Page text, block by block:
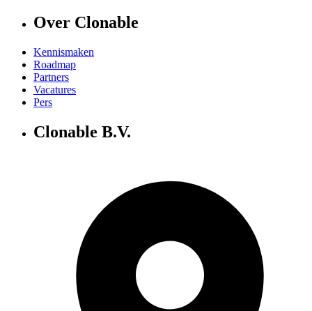
Over Clonable
Kennismaken
Roadmap
Partners
Vacatures
Pers
Clonable B.V.